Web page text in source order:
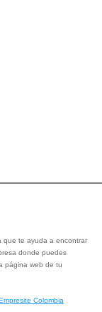
que te ayuda a encontrar
donde puedes
página web de tu
Colombia